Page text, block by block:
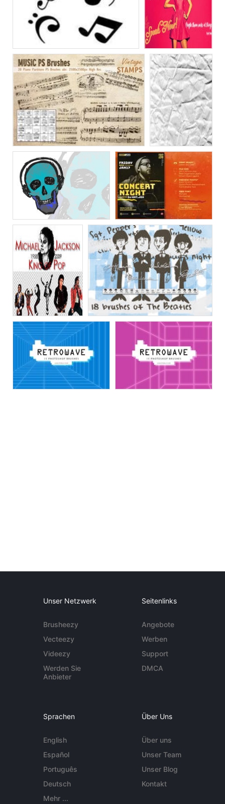
Unser Netzwerk
Brusheezy
Vecteezy
Videezy
Werden Sie
Anbieter
Seitenlinks
Angebote
Werben
Support
DMCA
Sprachen
English
Español
Português
Deutsch
Mehr ...
Über Uns
Über uns
Unser Team
Unser Blog
Kontakt